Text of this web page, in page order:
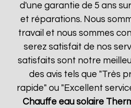
d'une garantie de 5 ans
et réparations. Nous
travail et nous sommes
serez satisfait de nos
satisfaits sont notre
des avis tels que "Très
rapide" ou "Excellent
Chauffe eau solaire